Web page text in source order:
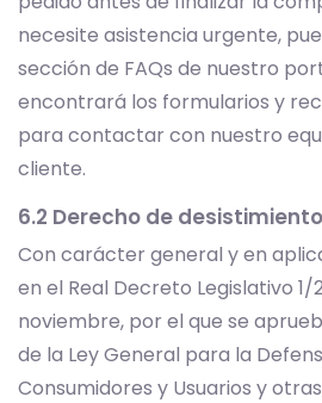
necesite asistencia urgente,
sección de FAQs de nuestro
encontrará los formularios y
para contactar con nuestro
cliente.
6.2 Derecho de desistimiento
Con carácter general y en
en el Real Decreto Legislativo 1/
noviembre, por el que se
de la Ley General para la
Consumidores y Usuarios y